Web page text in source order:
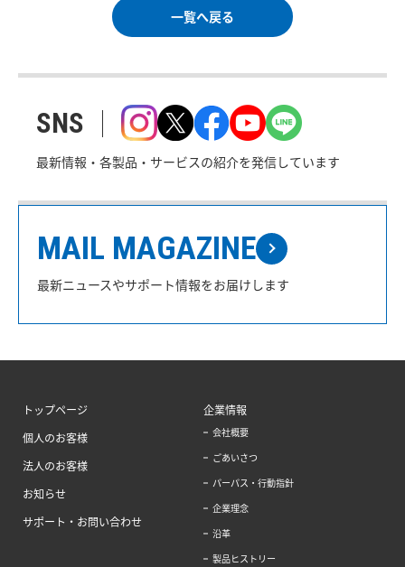
一覧へ戻る
SNS
最新情報・各製品・サービスの紹介を発信しています
MAIL MAGAZINE
最新ニュースやサポート情報をお届けします
トップページ
個人のお客様
法人のお客様
お知らせ
サポート・お問い合わせ
企業情報
会社概要
ごあいさつ
パーパス・行動指針
企業理念
沿革
製品ヒストリー